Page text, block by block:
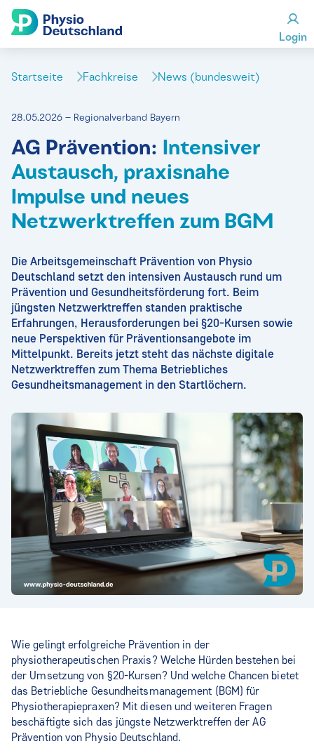
Login
Startseite Fachkreise News (bundesweit)
28.05.2026 – Regionalverband Bayern
AG Prävention: Intensiver
Austausch, praxisnahe
Impulse und neues
Netzwerktreffen zum BGM
Die Arbeitsgemeinschaft Prävention von Physio
Deutschland setzt den intensiven Austausch rund um
Prävention und Gesundheitsförderung fort. Beim
jüngsten Netzwerktreffen standen praktische
Erfahrungen, Herausforderungen bei §20-Kursen sowie
neue Perspektiven für Präventionsangebote im
Mittelpunkt. Bereits jetzt steht das nächste digitale
Netzwerktreffen zum Thema Betriebliches
Gesundheitsmanagement in den Startlöchern.
Wie gelingt erfolgreiche Prävention in der
physiotherapeutischen Praxis? Welche Hürden bestehen bei
der Umsetzung von §20-Kursen? Und welche Chancen bietet
das Betriebliche Gesundheitsmanagement (BGM) für
Physiotherapiepraxen? Mit diesen und weiteren Fragen
beschäftigte sich das jüngste Netzwerktreffen der AG
Prävention von Physio Deutschland.